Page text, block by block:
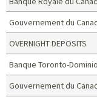
Gouvernement du
OVERNIGHT DEPOSITS
Banque Toronto-
Gouvernement du